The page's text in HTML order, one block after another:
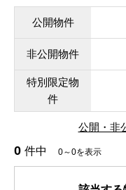
公開物件
非公開物件
特別限定物
件
公開・非
0 件中 0～0を表示